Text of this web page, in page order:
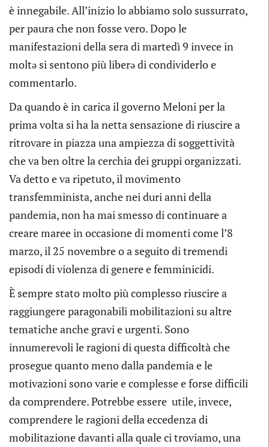
è innegabile. All’inizio lo abbiamo solo sussurrato,
per paura che non fosse vero. Dopo le
manifestazioni della sera di martedì 9 invece in
moltə si sentono più liberə di condividerlo e
commentarlo.
Da quando è in carica il governo Meloni per la
prima volta si ha la netta sensazione di riuscire a
ritrovare in piazza una ampiezza di soggettività
che va ben oltre la cerchia dei gruppi organizzati.
Va detto e va ripetuto, il movimento
transfemminista, anche nei duri anni della
pandemia, non ha mai smesso di continuare a
creare maree in occasione di momenti come l’8
marzo, il 25 novembre o a seguito di tremendi
episodi di violenza di genere e femminicidi.
È sempre stato molto più complesso riuscire a
raggiungere paragonabili mobilitazioni su altre
tematiche anche gravi e urgenti. Sono
innumerevoli le ragioni di questa difficoltà che
prosegue quanto meno dalla pandemia e le
motivazioni sono varie e complesse e forse difficili
da comprendere. Potrebbe essere utile, invece,
comprendere le ragioni della eccedenza di
mobilitazione davanti alla quale ci troviamo, una